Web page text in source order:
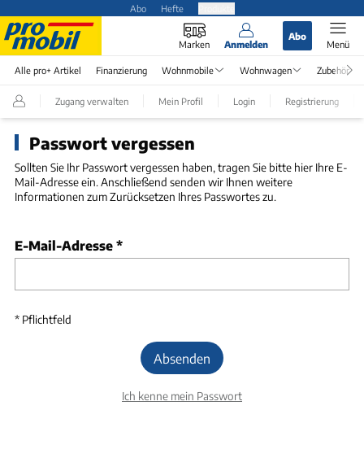
Abo Hefte
Marken Anmelden
Abo
Menü
Alle pro+ Artikel Finanzierung Wohnmobile Wohnwagen Zubehör
Zugang verwalten Mein Profil Login Registrierung
Passwort vergessen
Sollten Sie Ihr Passwort vergessen haben, tragen Sie bitte hier Ihre E-
Mail-Adresse ein. Anschließend senden wir Ihnen weitere
Informationen zum Zurücksetzen Ihres Passwortes zu.
E-Mail-Adresse *
* Pflichtfeld
Absenden
Ich kenne mein Passwort